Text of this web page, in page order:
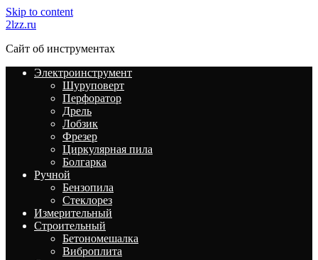
Skip to content
2lzz.ru
Сайт об инструментах
Электроинструмент
Шуруповерт
Перфоратор
Дрель
Лобзик
Фрезер
Циркулярная пила
Болгарка
Ручной
Бензопила
Стеклорез
Измерительный
Строительный
Бетономешалка
Виброплита